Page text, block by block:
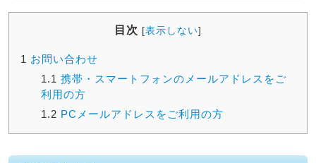
目次 [表示しない]
1 お問い合わせ
1.1 携帯・スマートフォンのメールアドレスをご
利用の方
1.2 PCメールアドレスをご利用の方